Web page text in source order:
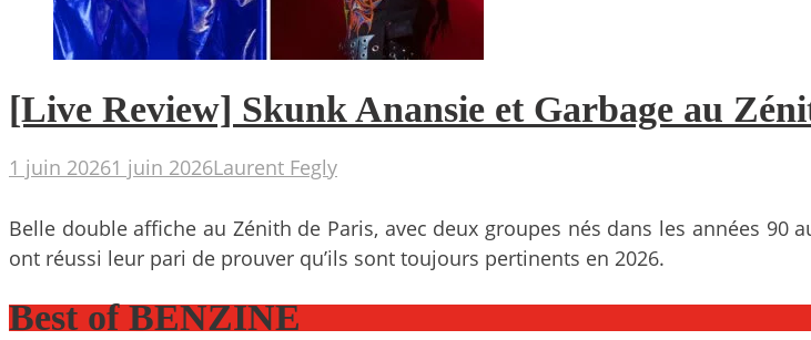
[Live Review] Skunk Anansie et Garbage au
1 juin 20261 juin 2026Laurent Fegly
Belle double affiche au Zénith de Paris, avec deux groupes nés dans les années 90
ont réussi leur pari de prouver qu’ils sont toujours pertinents en 2026.
Best of BENZINE